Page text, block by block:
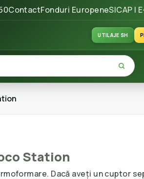
ContactFonduri EuropeneSICAP |
UTILAJE SH
Station
Dacă aveți un cuptor